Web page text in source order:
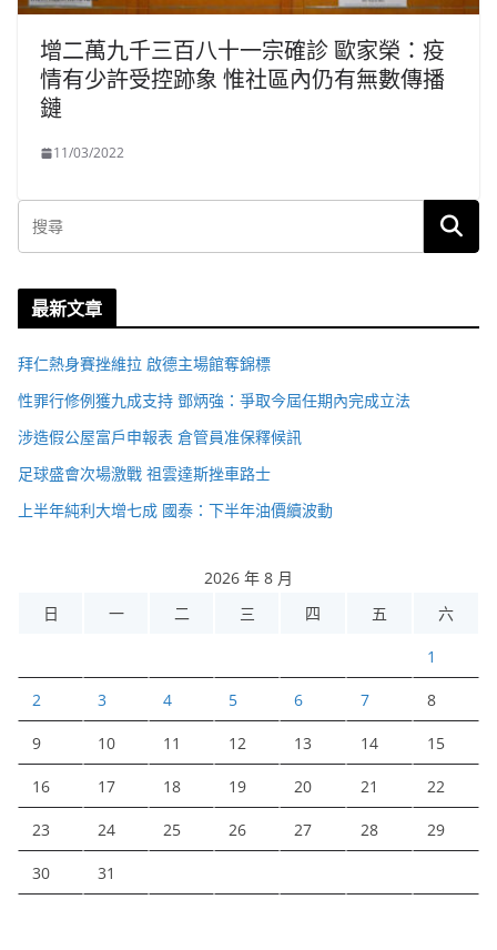
增二萬九千三百八十一宗確診 歐家榮：疫
情有少許受控跡象 惟社區內仍有無數傳播
鏈
11/03/2022
最新文章
拜仁熱身賽挫維拉 啟德主場館奪錦標
性罪行修例獲九成支持 鄧炳強：爭取今屆任期內完成立法
涉造假公屋富戶申報表 倉管員准保釋候訊
足球盛會次場激戰 祖雲達斯挫車路士
上半年純利大增七成 國泰：下半年油價續波動
2026 年 8 月
日
一 二 三 四 五 六
1
2 3 4 5 6 7 8
9 10 11 12 13 14 15
16 17 18 19 20 21 22
23 24 25 26 27 28 29
30 31